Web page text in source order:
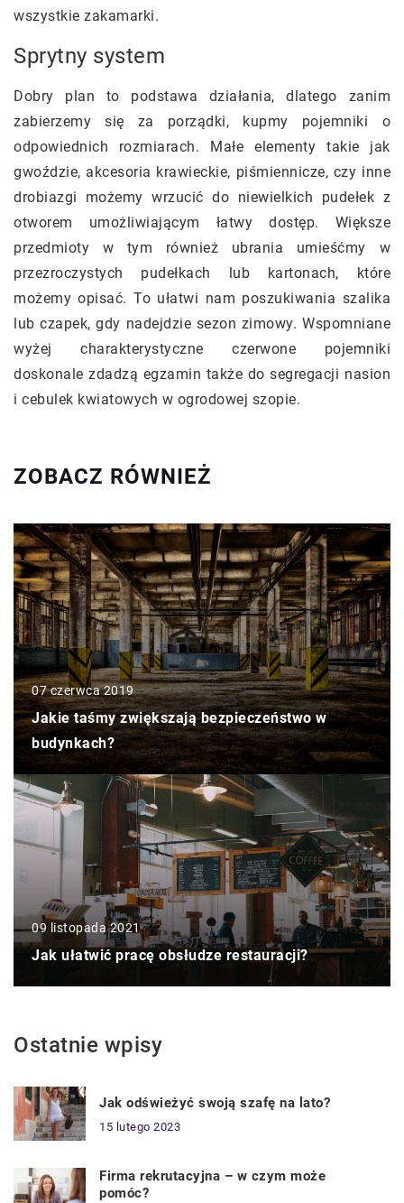
wszystkie zakamarki.
Sprytny system
Dobry plan to podstawa działania, dlatego zanim
zabierzemy się za porządki, kupmy pojemniki o
odpowiednich rozmiarach. Małe elementy takie jak
gwoździe, akcesoria krawieckie, piśmiennicze, czy inne
drobiazgi możemy wrzucić do niewielkich pudełek z
otworem umożliwiającym łatwy dostęp. Większe
przedmioty w tym również ubrania umieśćmy w
przezroczystych pudełkach lub kartonach, które
możemy opisać. To ułatwi nam poszukiwania szalika
lub czapek, gdy nadejdzie sezon zimowy. Wspomniane
wyżej charakterystyczne czerwone pojemniki
doskonale zdadzą egzamin także do segregacji nasion
i cebulek kwiatowych w ogrodowej szopie.
ZOBACZ RÓWNIEŻ
07 czerwca 2019
Jakie taśmy zwiększają bezpieczeństwo w
budynkach?
09 listopada 2021
Jak ułatwić pracę obsłudze restauracji?
Ostatnie wpisy
Jak odświeżyć swoją szafę na lato?
15 lutego 2023
Firma rekrutacyjna – w czym może
pomóc?